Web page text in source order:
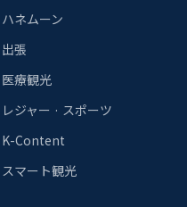
ハネムーン
出張
医療観光
レジャー · スポーツ
K-Content
スマート観光